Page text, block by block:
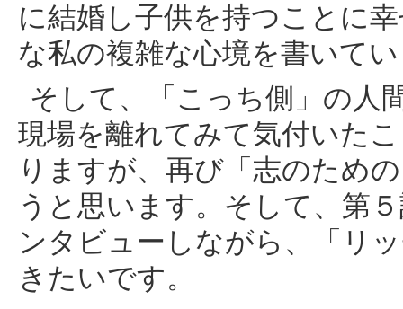
に結婚し子供を持つことに
な私の複雑な心境を書いて
そして、「こっち側」の人
現場を離れてみて気付いた
りますが、再び「志のため
うと思います。そして、第
ンタビューしながら、「リ
きたいです。